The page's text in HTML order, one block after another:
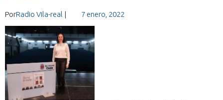
PorRadio Vila-real | 7 enero, 2022